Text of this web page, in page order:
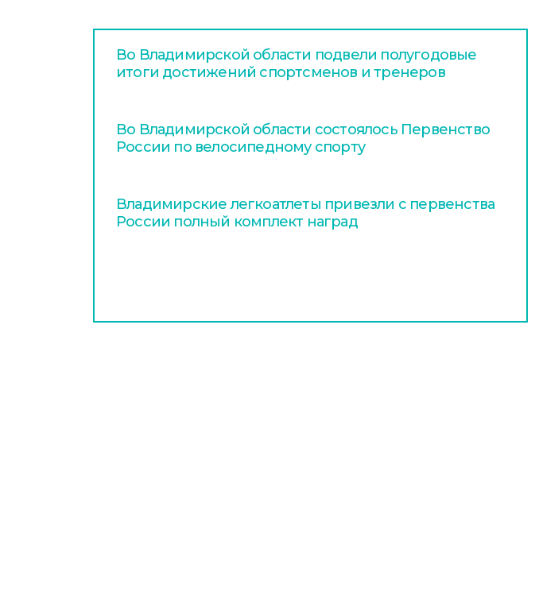
Во Владимирской области подвели полугодовые
итоги достижений спортсменов и тренеров
Во Владимирской области состоялось Первенство
России по велосипедному спорту
Владимирские легкоатлеты привезли с первенства
России полный комплект наград